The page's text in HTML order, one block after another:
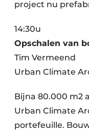
project nu
14:30u
Opschalen van
Tim Vermeend
Urban Climate
Bijna 80.000 m2
Urban Climate
portefeuille.